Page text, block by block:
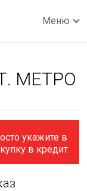
Меню
МЕТРО
укажите в
в кредит.